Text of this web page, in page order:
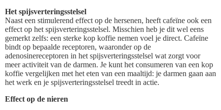
Het spijsverteringsstelsel
Naast een stimulerend effect op de hersenen, heeft cafeïne ook een
effect op het spijsverteringsstelsel. Misschien heb je dit wel eens
gemerkt zelfs: een sterke kop koffie nemen voel je direct. Cafeïne
bindt op bepaalde receptoren, waaronder op de
adenosinereceptoren in het spijsverteringsstelsel wat zorgt voor
meer activiteit van de darmen. Je kunt het consumeren van een kop
koffie vergelijken met het eten van een maaltijd: je darmen gaan aan
het werk en je spijsverteringsstelsel treedt in actie.
Effect op de nieren